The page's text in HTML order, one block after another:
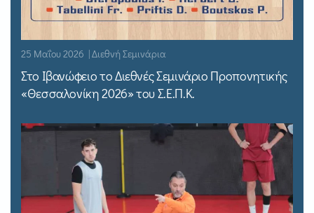
25 Μαΐου 2026 | Διεθνή Σεμινάρια
Στο Ιβανώφειο το Διεθνές Σεμινάριο Προπονητικής
«Θεσσαλονίκη 2026» του Σ.Ε.Π.Κ.